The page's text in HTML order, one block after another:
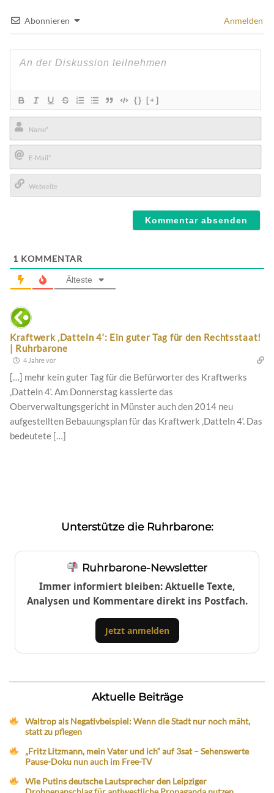
Abonnieren Anmelden
{} [+]
Name*
E-
Mail*
1 KOMMENTAR
Älteste
Kraftwerk ‚Datteln 4‘: Ein guter Tag für den Rechtsstaat!
| Ruhrbarone
4 Jahre vor
[…] mehr kein guter Tag für die Befürworter des Kraftwerks
‚Datteln 4‘. Am Donnerstag kassierte das
Oberverwaltungsgericht in Münster auch den 2014 neu
aufgestellten Bebauungsplan für das Kraftwerk ‚Datteln 4‘. Das
bedeutete […]
Unterstütze die Ruhrbarone:
Ruhrbarone-Newsletter
Immer informiert bleiben: Aktuelle Texte,
Analysen und Kommentare direkt ins Postfach.
Jetzt anmelden
Aktuelle Beiträge
Waltrop als Negativbeispiel: Wenn die Stadt nur noch mäht,
statt zu pflegen
„Fritz Litzmann, mein Vater und ich“ auf 3sat – Sehenswerte
Pause-Doku nun auch im Free-TV
Wie Putins deutsche Lautsprecher den Leipziger